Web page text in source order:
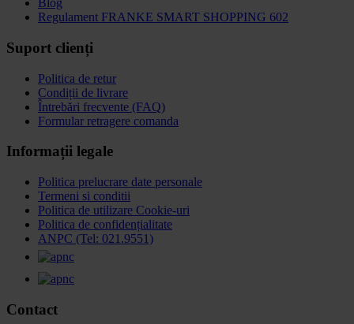
Blog
Regulament FRANKE SMART SHOPPING 602
Suport clienți
Politica de retur
Condiții de livrare
Întrebări frecvente (FAQ)
Formular retragere comanda
Informații legale
Politica prelucrare date personale
Termeni si conditii
Politica de utilizare Cookie-uri
Politica de confidențialitate
ANPC (Tel: 021.9551)
Contact